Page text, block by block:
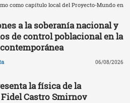
como capítulo local del Proyecto-Mundo en
a la soberanía nacional y
de control poblacional en la
06/08/2026
la física de la
Castro Smirnov